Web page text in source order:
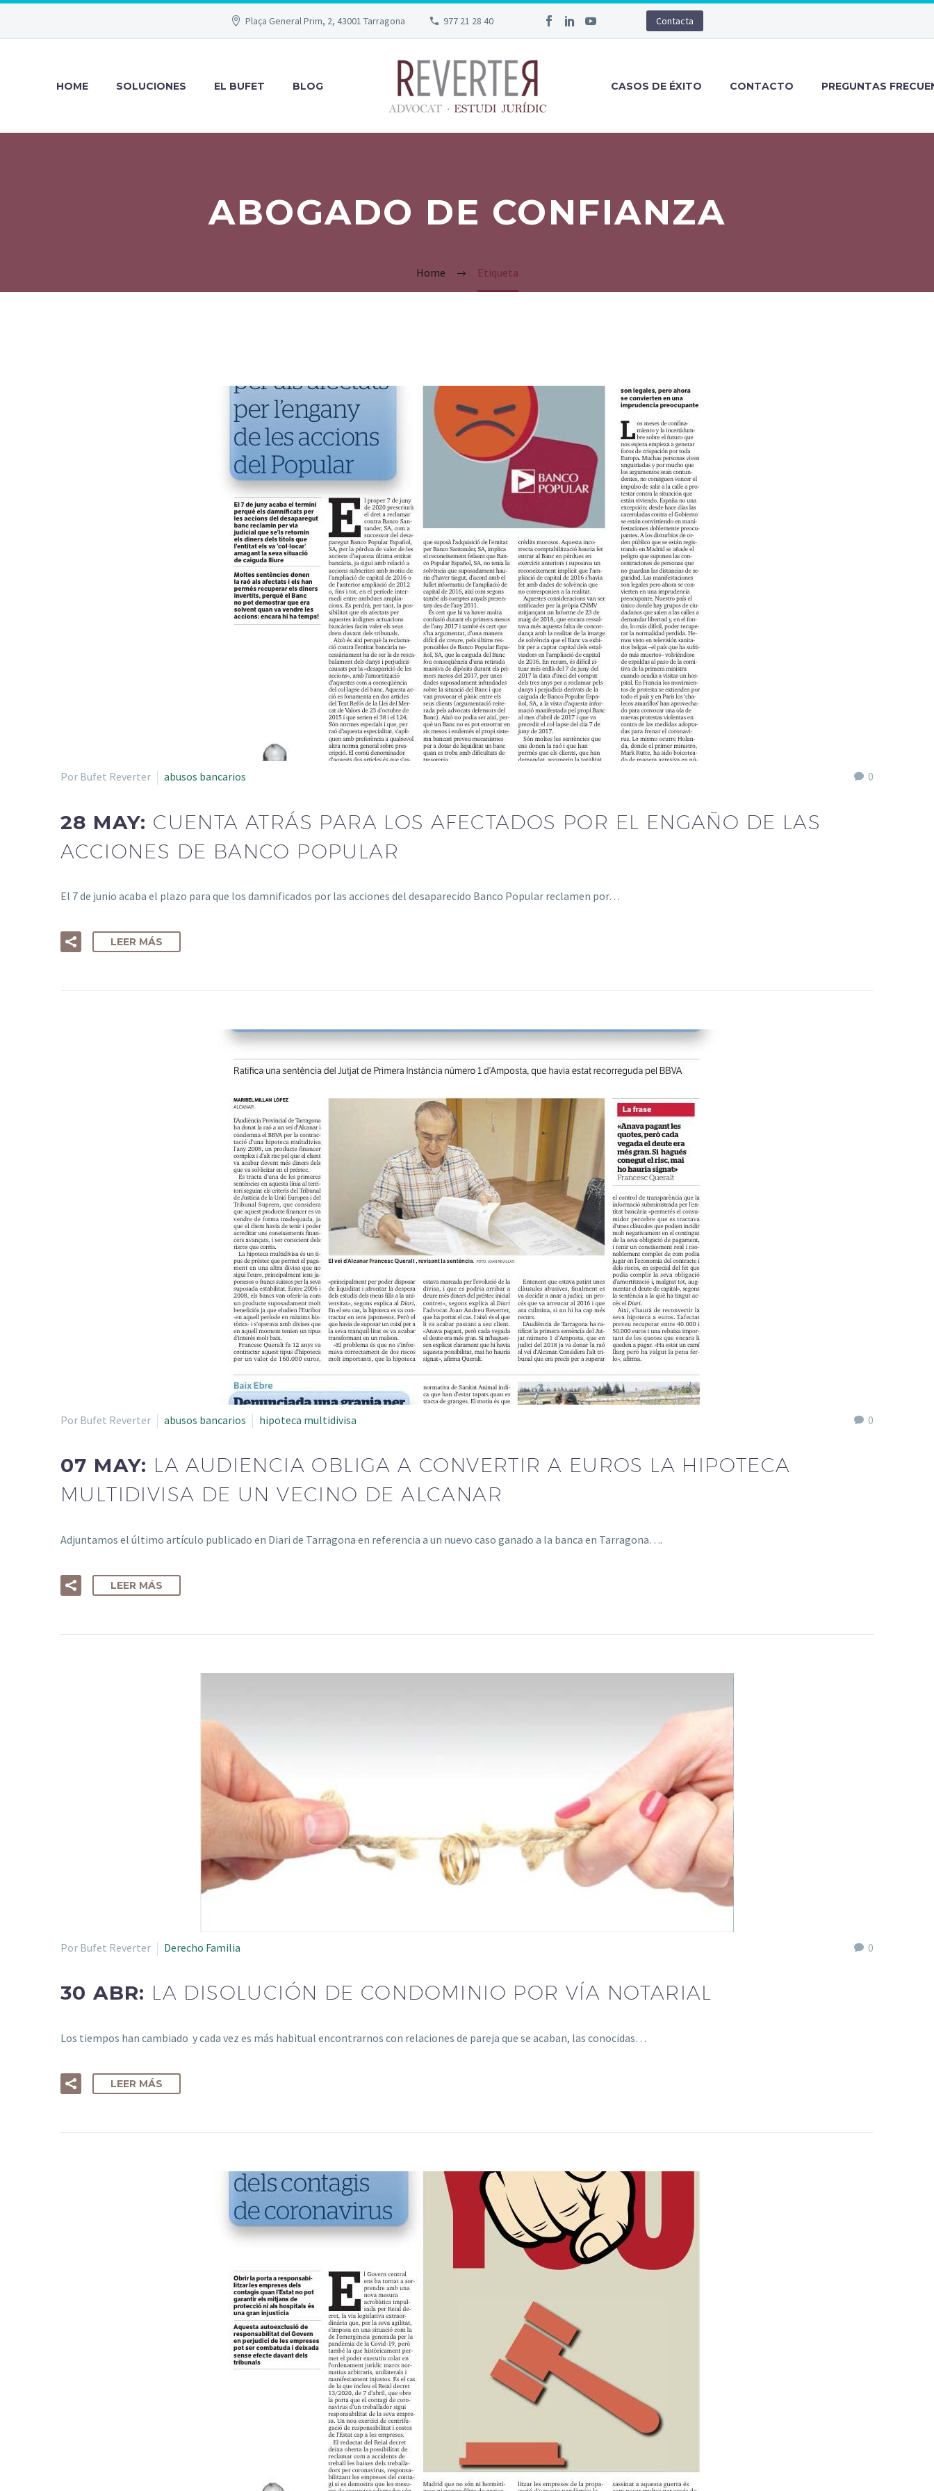
Plaça General Prim, 2, 43001 Tarragona 977 21 28 40 Contacta
HOME SOLUCIONES EL BUFET BLOG CASOS DE ÉXITO CONTACTO PREGUNTAS
ABOGADO DE CONFIANZA
Home Etiqueta
0
Por Bufet Reverter abusos bancarios
28 MAY: CUENTA ATRÁS PARA LOS AFECTADOS POR EL ENGAÑO DE LAS
ACCIONES DE BANCO POPULAR
El 7 de junio acaba el plazo para que los damnificados por las acciones del desaparecido Banco Popular reclamen por…
LEER MÁS
0
Por Bufet Reverter abusos bancarios hipoteca multidivisa
07 MAY: LA AUDIENCIA OBLIGA A CONVERTIR A EUROS LA HIPOTECA
MULTIDIVISA DE UN VECINO DE ALCANAR
Adjuntamos el último artículo publicado en Diari de Tarragona en referencia a un nuevo caso ganado a la banca en Tarragona….
LEER MÁS
0
Por Bufet Reverter Derecho Familia
30 ABR: LA DISOLUCIÓN DE CONDOMINIO POR VÍA NOTARIAL
Los tiempos han cambiado y cada vez es más habitual encontrarnos con relaciones de pareja que se acaban, las conocidas…
LEER MÁS